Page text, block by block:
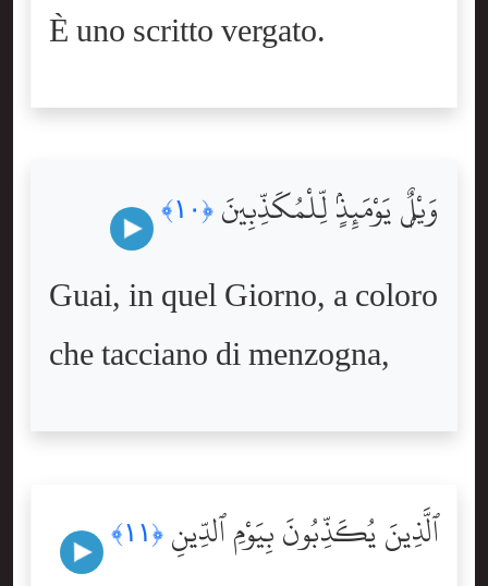
È uno scritto vergato.
وَيْلٌۭ يَوْمَئِذٍۢ لِّلْمُكَذِّبِينَ ﴿١٠﴾
Guai, in quel Giorno, a coloro
che tacciano di menzogna,
ٱلَّذِينَ يُكَذِّبُونَ بِيَوْمِ ٱلدِّينِ ﴿١١﴾